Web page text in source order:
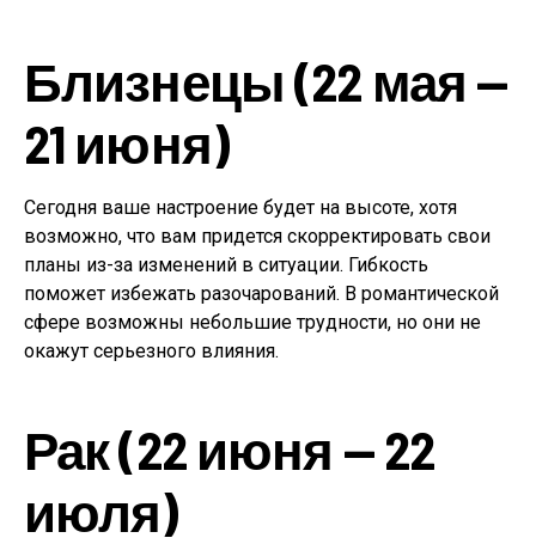
Близнецы (22 мая —
21 июня)
Сегодня ваше настроение будет на высоте, хотя
возможно, что вам придется скорректировать свои
планы из-за изменений в ситуации. Гибкость
поможет избежать разочарований. В романтической
сфере возможны небольшие трудности, но они не
окажут серьезного влияния.
Рак (22 июня — 22
июля)